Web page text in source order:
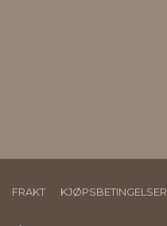
FRAKT KJØPSBETINGELSER